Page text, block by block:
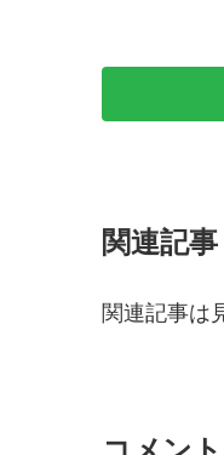
関連記事
関連記事は